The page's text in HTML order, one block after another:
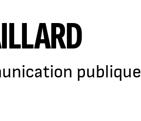
publique